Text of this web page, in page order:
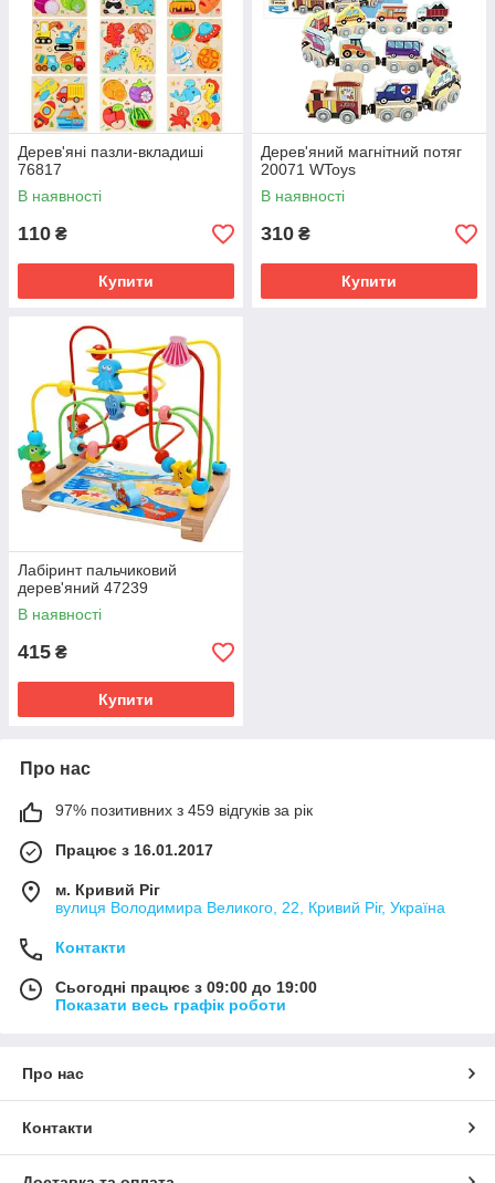
Дерев'яні пазли-вкладиші
76817
В наявності
110 ₴
Купити
Дерев'яний магнітний потяг
20071 WToys
В наявності
310 ₴
Купити
Лабіринт пальчиковий
дерев'яний 47239
В наявності
415 ₴
Купити
Про нас
97% позитивних з 459 відгуків за рік
Працює з 16.01.2017
м. Кривий Ріг
вулиця Володимира Великого, 22, Кривий Ріг, Україна
Контакти
Сьогодні працює з 09:00 до 19:00
Показати весь графік роботи
Про нас
Контакти